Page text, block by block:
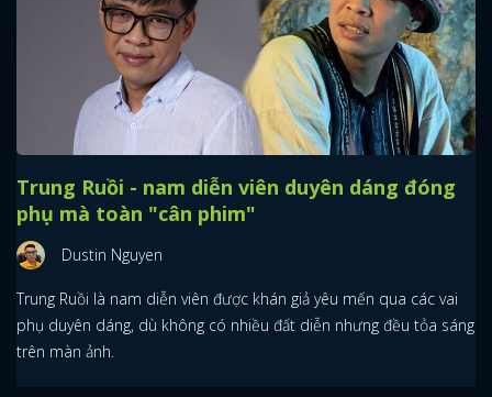
Trung Ruồi - nam diễn viên duyên dáng đóng
phụ mà toàn "cân phim"
Dustin Nguyen
Trung Ruồi là nam diễn viên được khán giả yêu mến qua các vai
phụ duyên dáng, dù không có nhiều đất diễn nhưng đều tỏa sáng
trên màn ảnh.